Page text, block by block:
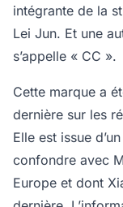
intégrante de la
Lei Jun. Et une
s’appelle « CC ».
Cette marque a
dernière sur les
Elle est issue
confondre avec
Europe et dont